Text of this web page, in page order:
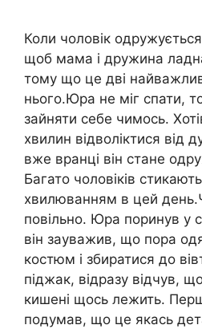
Коли чоловік
щоб мама і дружина
тому що це дві
нього.Юра не міг спати,
зайняти себе чимось.
хвилин відволіктися від
вже вранці він стане
Багато чоловіків
хвилюванням в цей
повільно. Юра поринув у
він зауважив, що пора
костюм і збиратися до
піджак, відразу відчув,
кишені щось лежить.
подумав, що це якась